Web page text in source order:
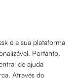
é a sua plataforma
Portanto,
de ajuda
Através do